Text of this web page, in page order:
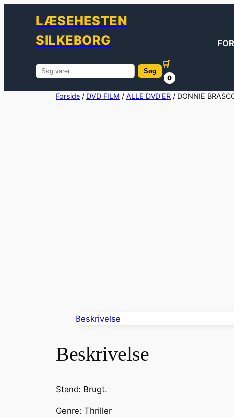
LÆSEHESTEN
SILKEBORG
Søg
efter:
Søg
🛒
0
Forside / DVD FILM / ALLE DVD'ER / DONNIE
Beskrivelse
Beskrivelse
Stand: Brugt.
Genre: Thriller